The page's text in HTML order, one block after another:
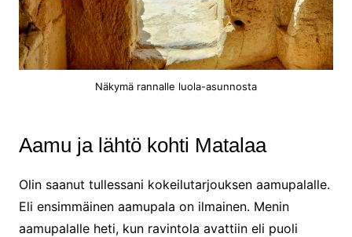
Näkymä rannalle luola-asunnosta
Aamu ja lähtö kohti Matalaa
Olin saanut tullessani kokeilutarjouksen aamupalalle.
Eli ensimmäinen aamupala on ilmainen. Menin
aamupalalle heti, kun ravintola avattiin eli puoli